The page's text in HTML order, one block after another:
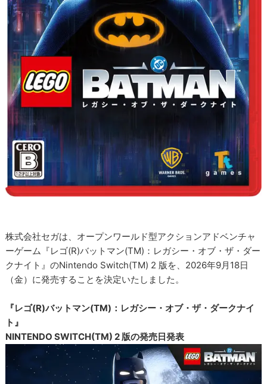
株式会社セガは、オープンワールド型アクションアドベンチャ
ーゲーム『レゴ(R)バットマン(TM)：レガシー・オブ・ザ・ダー
クナイト』のNintendo Switch(TM) 2 版を、2026年9月18日
（金）に発売することを決定いたしました。
『レゴ(R)バットマン(TM)：レガシー・オブ・ザ・ダークナイ
ト』
NINTENDO SWITCH(TM) 2 版の発売日発表